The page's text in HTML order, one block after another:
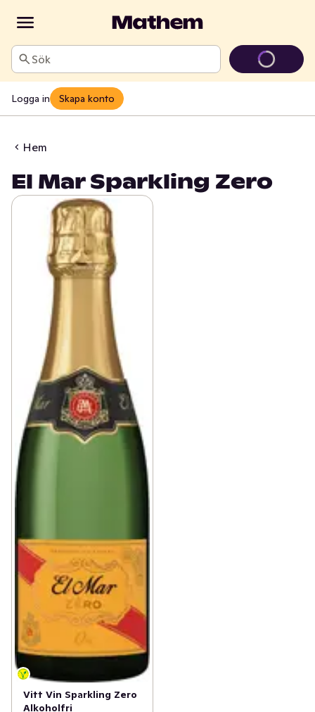
Sök
Logga in Skapa konto
Hem
El Mar Sparkling Zero
Vitt Vin Sparkling Zero
Alkoholfri